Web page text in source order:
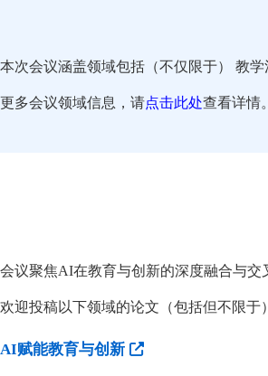
本次会议涵盖领域包括（不仅限于） 教
更多会议领域信息，请点击此处查看详情。
会议聚焦AI在教育与创新的深度融合与交
欢迎投稿以下领域的论文（包括但不限于
AI赋能教育与创新